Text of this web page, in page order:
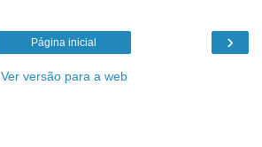
›
Página inicial
Ver versão para a web